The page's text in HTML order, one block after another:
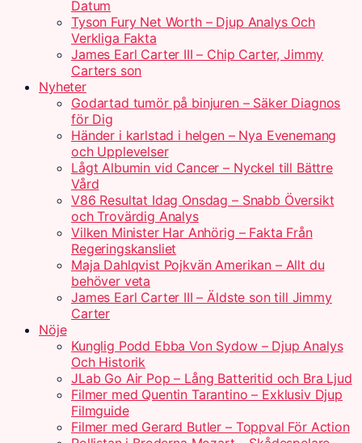
Datum
Tyson Fury Net Worth – Djup Analys Och
Verkliga Fakta
James Earl Carter III – Chip Carter, Jimmy
Carters son
Nyheter
Godartad tumör på binjuren – Säker Diagnos
för Dig
Händer i karlstad i helgen – Nya Evenemang
och Upplevelser
Lågt Albumin vid Cancer – Nyckel till Bättre
Vård
V86 Resultat Idag Onsdag – Snabb Översikt
och Trovärdig Analys
Vilken Minister Har Anhörig – Fakta Från
Regeringskansliet
Maja Dahlqvist Pojkvän Amerikan – Allt du
behöver veta
James Earl Carter III – Äldste son till Jimmy
Carter
Nöje
Kunglig Podd Ebba Von Sydow – Djup Analys
Och Historik
JLab Go Air Pop – Lång Batteritid och Bra Ljud
Filmer med Quentin Tarantino – Exklusiv Djup
Filmguide
Filmer med Gerard Butler – Toppval För Action